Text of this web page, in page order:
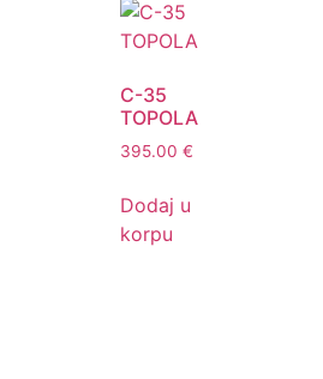
C-35
TOPOLA
395.00 €
Dodaj u
korpu